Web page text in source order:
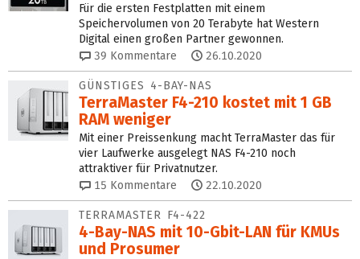
Für die ersten Festplatten mit einem
Speichervolumen von 20 Terabyte hat Western
Digital einen großen Partner gewonnen.
39 Kommentare 26.10.2020
GÜNSTIGES 4-BAY-NAS
TerraMaster F4-210 kostet mit 1 GB
RAM weniger
Mit einer Preissenkung macht TerraMaster das für
vier Laufwerke ausgelegt NAS F4-210 noch
attraktiver für Privatnutzer.
15 Kommentare 22.10.2020
TERRAMASTER F4-422
4-Bay-NAS mit 10-Gbit-LAN für KMUs
und Prosumer